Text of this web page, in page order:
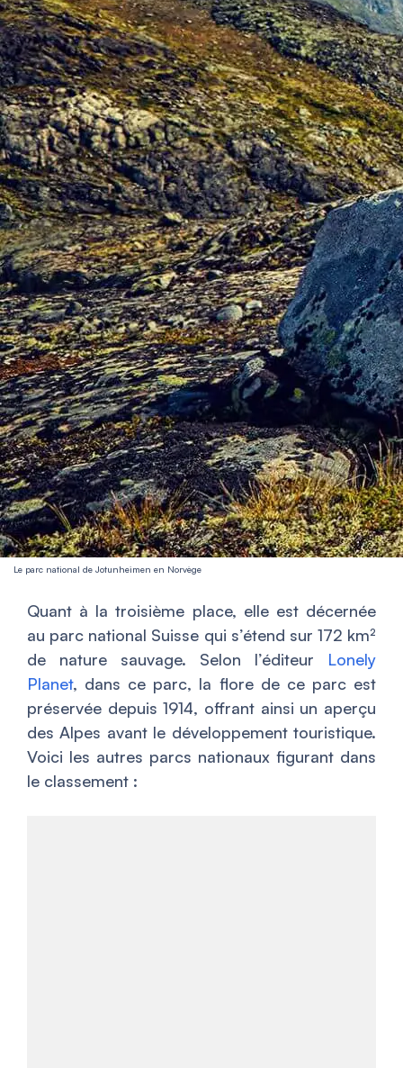
Le parc national de Jotunheimen en Norvège
Quant à la troisième place, elle est décernée
au parc national Suisse qui s’étend sur 172 km²
de nature sauvage. Selon l’éditeur Lonely
Planet, dans ce parc, la flore de ce parc est
préservée depuis 1914, offrant ainsi un aperçu
des Alpes avant le développement touristique.
Voici les autres parcs nationaux figurant dans
le classement :